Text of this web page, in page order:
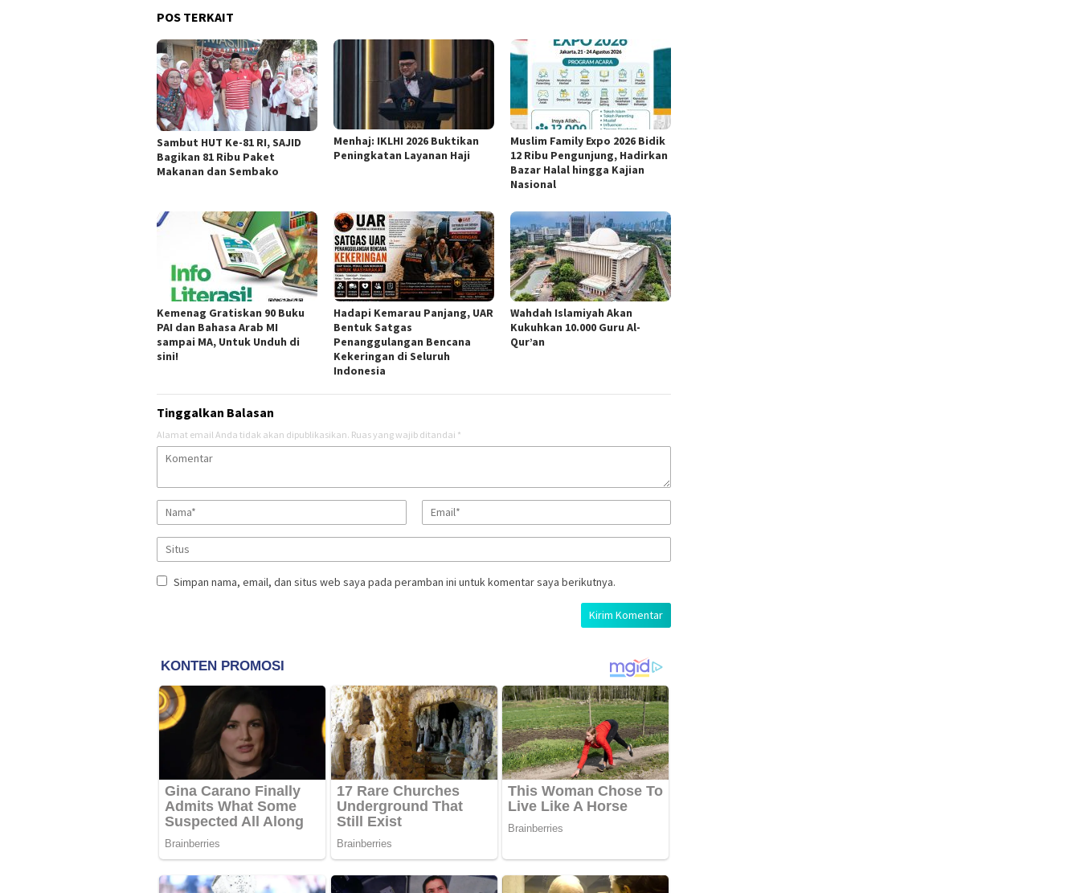
POS TERKAIT
Sambut HUT Ke-81 RI, SAJID
Bagikan 81 Ribu Paket
Makanan dan Sembako
Menhaj: IKLHI 2026 Buktikan
Peningkatan Layanan Haji
Muslim Family Expo 2026 Bidik
12 Ribu Pengunjung, Hadirkan
Bazar Halal hingga Kajian
Nasional
Kemenag Gratiskan 90 Buku
PAI dan Bahasa Arab MI
sampai MA, Untuk Unduh di
sini!
Hadapi Kemarau Panjang, UAR
Bentuk Satgas
Penanggulangan Bencana
Kekeringan di Seluruh
Indonesia
Wahdah Islamiyah Akan
Kukuhkan 10.000 Guru Al-
Qur’an
Tinggalkan Balasan
Alamat email Anda tidak akan dipublikasikan. Ruas yang wajib ditandai *
Simpan nama, email, dan situs web saya pada peramban ini untuk komentar saya berikutnya.